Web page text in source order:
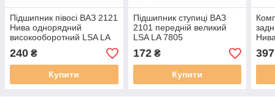
Підшипник півосі ВАЗ 2121
Нива однорядний
високооборотний LSA LA
62208 2RS
240 ₴
Купити
Підшипник ступиці ВАЗ
2101 передній великий
LSA LA 7805
172₴
Купити
397